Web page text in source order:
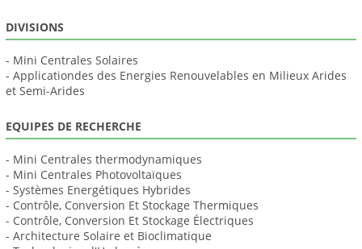
DIVISIONS
- Mini Centrales Solaires
- Applicationdes des Energies Renouvelables en Milieux Arides
et Semi-Arides
EQUIPES DE RECHERCHE
- Mini Centrales thermodynamiques
- Mini Centrales Photovoltaïques
- Systèmes Energétiques Hybrides
- Contrôle, Conversion Et Stockage Thermiques
- Contrôle, Conversion Et Stockage Électriques
- Architecture Solaire et Bioclimatique